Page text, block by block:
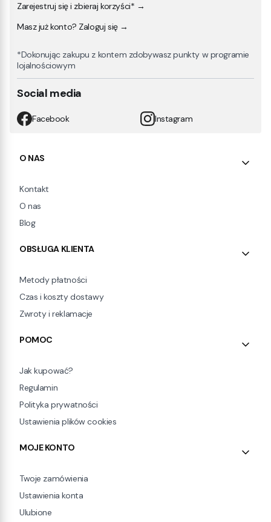
Zarejestruj się i zbieraj korzyści* →
Masz już konto? Zaloguj się →
*Dokonując zakupu z kontem zdobywasz punkty w programie
lojalnościowym
Social media
Facebook Instagram
Linki w stopce
O NAS
Kontakt
O nas
Blog
OBSŁUGA KLIENTA
Metody płatności
Czas i koszty dostawy
Zwroty i reklamacje
POMOC
Jak kupować?
Regulamin
Polityka prywatności
Ustawienia plików cookies
MOJE KONTO
Twoje zamówienia
Ustawienia konta
Ulubione